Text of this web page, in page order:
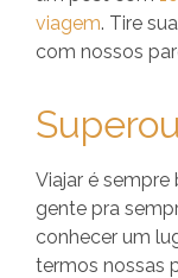
viagem. Tire
com nossos
Viajar é
gente pra
conhecer um
termos nossas